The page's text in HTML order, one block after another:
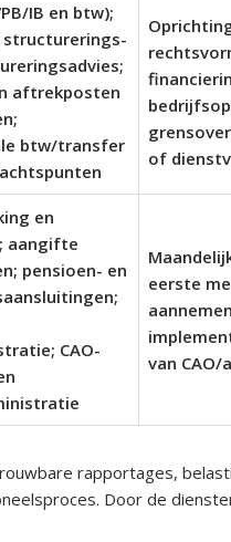
IB en btw);
structurerings-
aftrekposten
btw/transfer
of
en
aangifte
pensioen- en
CAO-
eerste
van CAO/
rapportages,
Door de